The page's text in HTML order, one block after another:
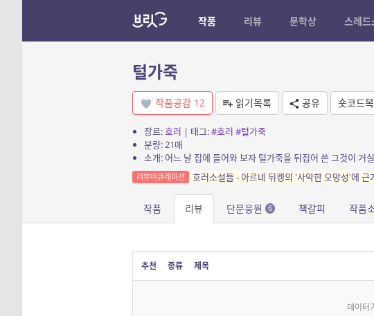
작품 리뷰 문학상 스레드
털가죽
작품공감 12 읽기목록 공유 숏코드
장르:호러 | 태그:#호러 #털가죽
분량: 21매
소개: 어느 날 집에 들어와 보자 털가죽을 뒤집어 쓴 그것이 거
리뷰어큐레이션 호러소설들 - 아르네 뒤켕의 '사악한 오망성'에 근
작품 리뷰 단문응원 6 책갈피 작품
추천 종류 제목
데이터